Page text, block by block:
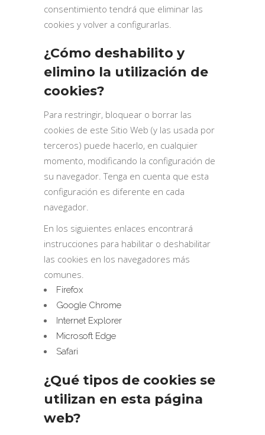
consentimiento tendrá que eliminar las
cookies y volver a configurarlas.
¿Cómo deshabilito y
elimino la utilización de
cookies?
Para restringir, bloquear o borrar las
cookies de este Sitio Web (y las usada por
terceros) puede hacerlo, en cualquier
momento, modificando la configuración de
su navegador. Tenga en cuenta que esta
configuración es diferente en cada
navegador.
En los siguientes enlaces encontrará
instrucciones para habilitar o deshabilitar
las cookies en los navegadores más
comunes.
Firefox
Google Chrome
Internet Explorer
Microsoft Edge
Safari
¿Qué tipos de cookies se
utilizan en esta página
web?